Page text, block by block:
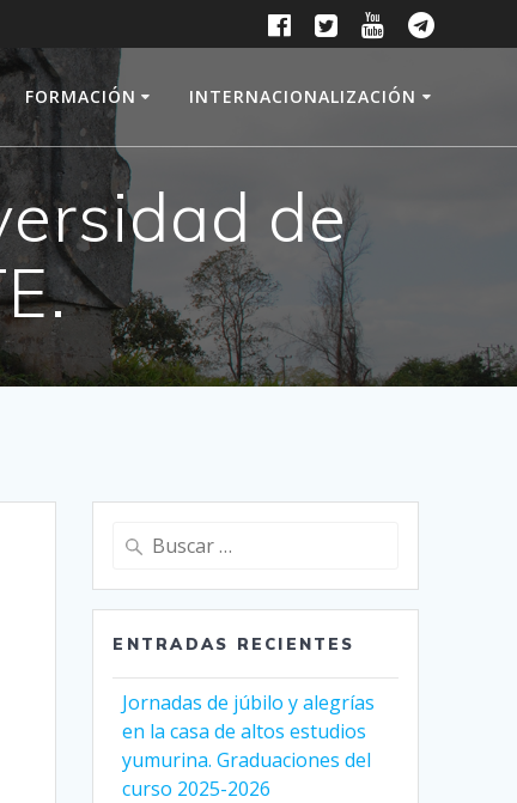
FORMACIÓN INTERNACIONALIZACIÓN
de
Buscar:
ENTRADAS RECIENTES
Jornadas de júbilo y alegrías
en la casa de altos estudios
yumurina. Graduaciones del
curso 2025-2026